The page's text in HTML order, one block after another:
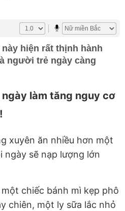
hiện rất thịnh hành
người trẻ ngày càng
làm tăng nguy cơ
xuyên ăn nhiều hơn một
ngày sẽ nạp lượng lớn
chiếc bánh mì kẹp phô
chiên, một ly sữa lắc nhỏ